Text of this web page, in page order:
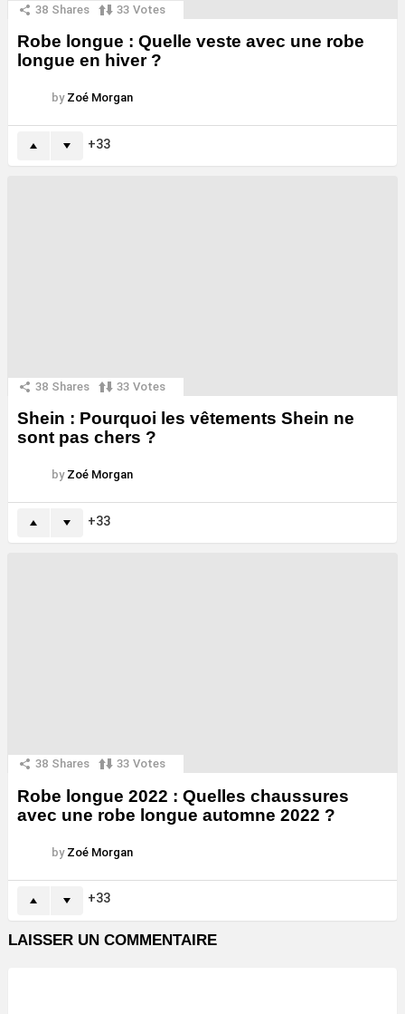
38 Shares 33 Votes
Robe longue : Quelle veste avec une robe
longue en hiver ?
by Zoé Morgan
33
38 Shares 33 Votes
Shein : Pourquoi les vêtements Shein ne
sont pas chers ?
by Zoé Morgan
33
38 Shares 33 Votes
Robe longue 2022 : Quelles chaussures
avec une robe longue automne 2022 ?
by Zoé Morgan
33
LAISSER UN COMMENTAIRE